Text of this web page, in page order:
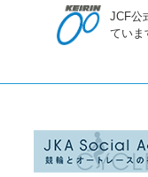
JCF公
ていま